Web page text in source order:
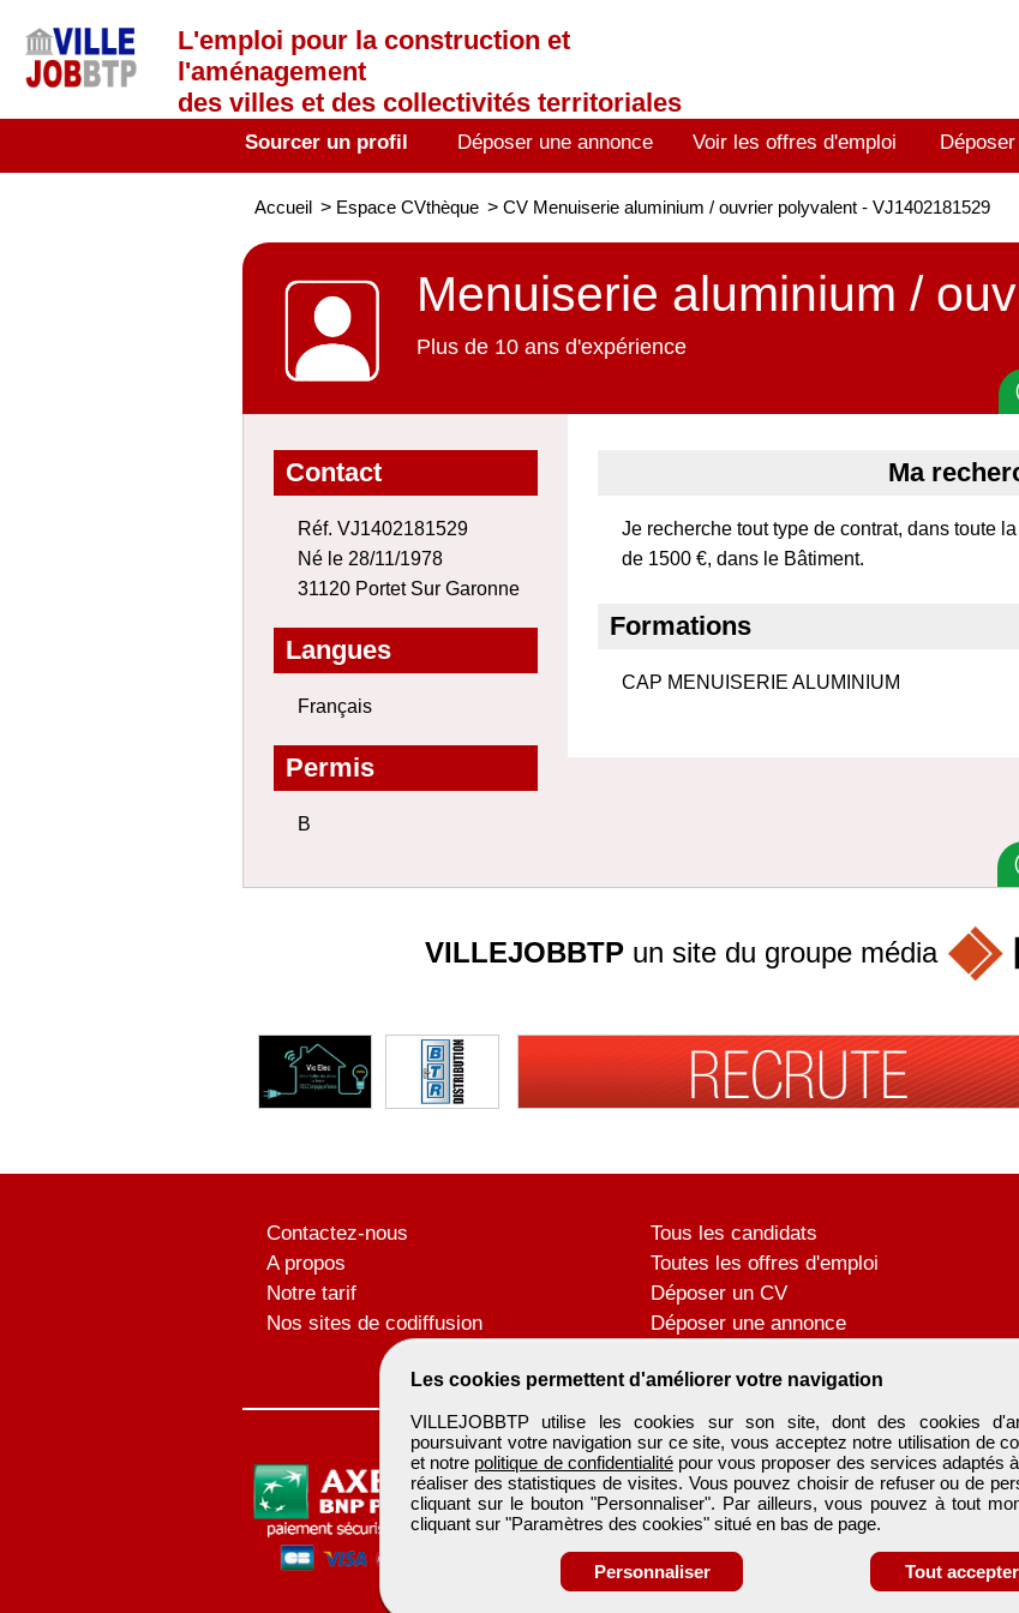
L'emploi pour la construction et
l'aménagement
des villes et des collectivités territoriales
Sourcer un profil Déposer une annonce Voir les offres d'emploi
Accueil > Espace CVthèque > CV Menuiserie aluminium / ouvrier polyvalent - VJ1402181529
Menuiserie aluminium /
Plus de 10 ans d'expérience
Contact
Réf. VJ1402181529
Né le 28/11/1978
31120 Portet Sur Garonne
Langues
Français
Permis
B
Ma
Je recherche tout type de contrat, dans toute
de 1500 €, dans le Bâtiment.
Formations
CAP MENUISERIE ALUMINIUM
Les cookies permettent d'améliorer votre navigation
VILLEJOBBTP utilise les cookies sur son site, dont des cookies
poursuivant votre navigation sur ce site, vous acceptez notre utilisation de
et notre politique de confidentialitépour vous proposer des services adaptés
réaliser des statistiques de visites. Vous pouvez choisir de refuser ou de
cliquant sur le bouton "Personnaliser". Par ailleurs, vous pouvez à tout
cliquant sur "Paramètres des cookies" situé en bas de page.
Personnaliser Tout accepter
VILLEJOBBTPun site du groupe média
Contactez-nous
A propos
Notre tarif
Nos sites de codiffusion
Tous les candidats
Toutes les offres d'emploi
Déposer un CV
Déposer une annonce